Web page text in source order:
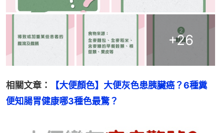
+26
相關文章：
【大便顏色】大便灰色患胰臟癌？6種糞
便知腸胃健康哪3種色最驚？